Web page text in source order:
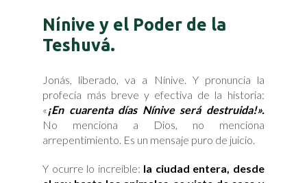
Nínive y el Poder de la
Teshuvá.
Jonás, liberado, va a Nínive. Y pronuncia la
profecía más breve y efectiva de la historia:
«¡En cuarenta días Nínive será destruida!».
No menciona a Dios, no menciona
arrepentimiento. Es un mensaje puro de juicio.
Y ocurre lo increíble: la ciudad entera, desde